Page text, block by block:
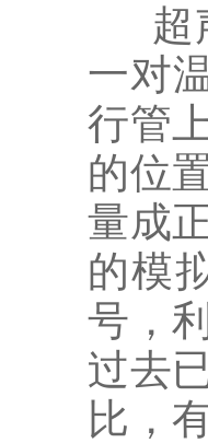
超
一对
行管
的位
量成
的模
号，
过去
比，